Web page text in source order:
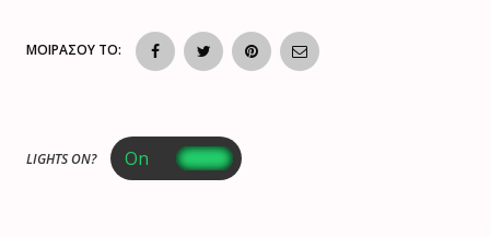
ΜΟΙΡΑΣΟΥ ΤΟ:
LIGHTS ON?